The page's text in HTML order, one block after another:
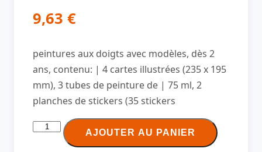
9,63 €
peintures aux doigts avec modèles, dès 2
ans, contenu: | 4 cartes illustrées (235 x 195
mm), 3 tubes de peinture de | 75 ml, 2
planches de stickers (35 stickers
quantité
AJOUTER AU PANIER